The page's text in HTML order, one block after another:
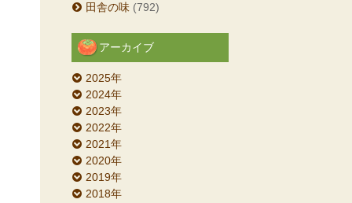
田舎の味 (792)
アーカイブ
2025年
2024年
2023年
2022年
2021年
2020年
2019年
2018年